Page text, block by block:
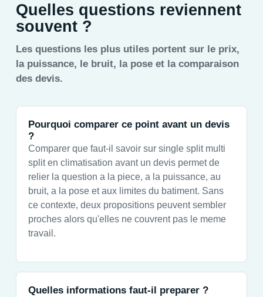
Quelles questions reviennent
souvent ?
Les questions les plus utiles portent sur le prix,
la puissance, le bruit, la pose et la comparaison
des devis.
Pourquoi comparer ce point avant un devis
?
Comparer que faut-il savoir sur single split multi
split en climatisation avant un devis permet de
relier la question a la piece, a la puissance, au
bruit, a la pose et aux limites du batiment. Sans
ce contexte, deux propositions peuvent sembler
proches alors qu'elles ne couvrent pas le meme
travail.
Quelles informations faut-il preparer ?